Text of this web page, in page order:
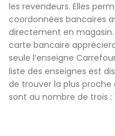
les revendeurs. Elles
coordonnées bancaires
directement en magasin.
carte bancaire
seule l’enseigne
liste des enseignes est
de trouver la plus proche
sont au nombre de trois :